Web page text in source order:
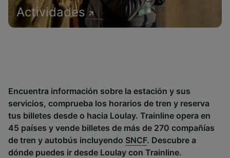
Actividades
Encuentra información sobre la estación y sus
servicios, comprueba los horarios de tren y reserva
tus billetes desde o hacia Loulay. Trainline opera en
45 países y vende billetes de más de 270 compañías
de tren y autobús incluyendo SNCF. Descubre a
dónde puedes ir desde Loulay con Trainline.